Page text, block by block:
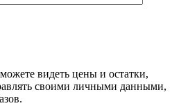
видеть цены и остатки,
своими личными данными,